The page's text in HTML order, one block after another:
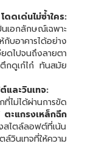
เด่นไม่ซ้ำใคร:
เอกลักษณ์เฉพาะ
บอาคารได้อย่าง
ยดไปจนถึงลายตา
กดูเก๋ไก๋ ทันสมัย
และวินเทจ:
ไม่ได้ผ่านการขัด
ตะแกรงเหล็กฉีก
สไตล์ลอฟต์ที่เน้น
วินเทจที่ให้ความ